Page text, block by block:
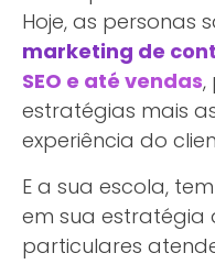
Hoje, as personas
marketing de
SEO e até vendas,
estratégias mais
experiência do
E a sua escola,
em sua estratégia
particulares